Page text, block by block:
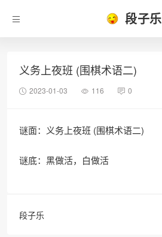
段子乐
义务上夜班 (围棋术语二)
2023-01-03 116 0
谜面：义务上夜班 (围棋术语二)
谜底：黑做活，白做活
段子乐